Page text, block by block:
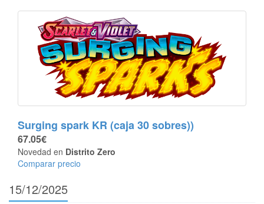
Surging spark KR (caja 30 sobres))
67.05€
Novedad en Distrito Zero
Comparar precio
15/12/2025